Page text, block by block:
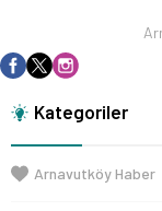
Kategoriler
Arnavutköy Haber